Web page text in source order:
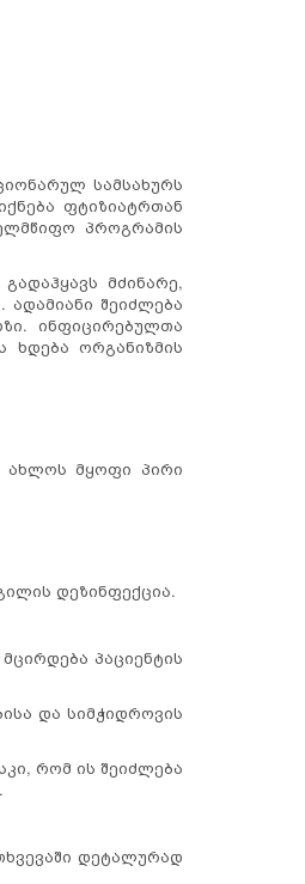
სამსახურს
ფტიზიატრთან
პროგრამის
მძინარე,
შეიძლება
ინფიცირებულთა
ხდება ორგანიზმის
ახლოს მყოფი პირი
დეზინფექცია.
პაციენტის
და სიმჭიდროვის
რომ ის შეიძლება
დეტალურად